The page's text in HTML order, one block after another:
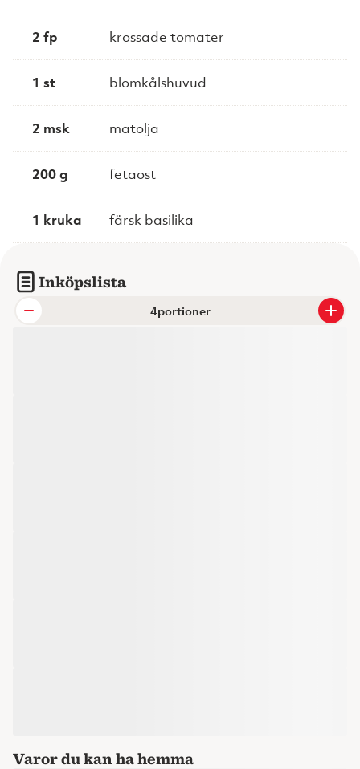
2 fp krossade tomater
1 st blomkålshuvud
2 msk matolja
200 g fetaost
1 kruka färsk basilika
Inköpslista
portioner
Varor du kan ha hemma